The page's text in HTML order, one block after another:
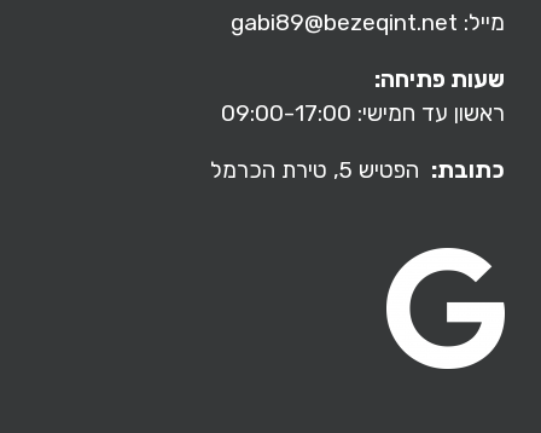
מייל: gabi89@bezeqint.net
שעות פתיחה:
ראשון עד חמישי: 09:00-17:00
כתובת: הפטיש 5, טירת הכרמל